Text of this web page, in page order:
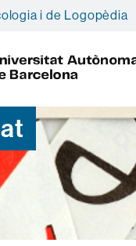
i de Logopèdia